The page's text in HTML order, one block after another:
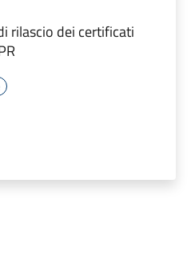
rilascio dei certificati